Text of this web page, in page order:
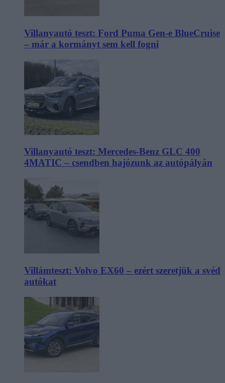
Villanyautó teszt: Ford Puma Gen-e BlueCruise
– már a kormányt sem kell fogni
Villanyautó teszt: Mercedes-Benz GLC 400
4MATIC – csendben hajózunk az autópályán
Villámteszt: Volvo EX60 – ezért szeretjük a svéd
autókat